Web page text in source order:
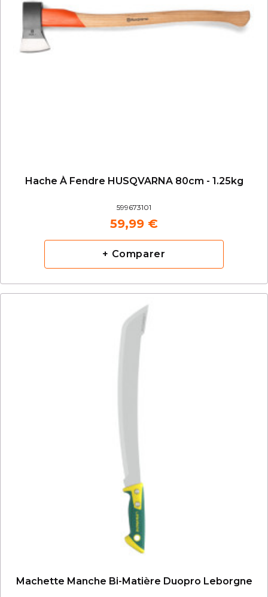
Hache À Fendre HUSQVARNA 80cm - 1.25kg
599673101
59,99 €
+ Comparer
Machette Manche Bi-Matière Duopro Leborgne